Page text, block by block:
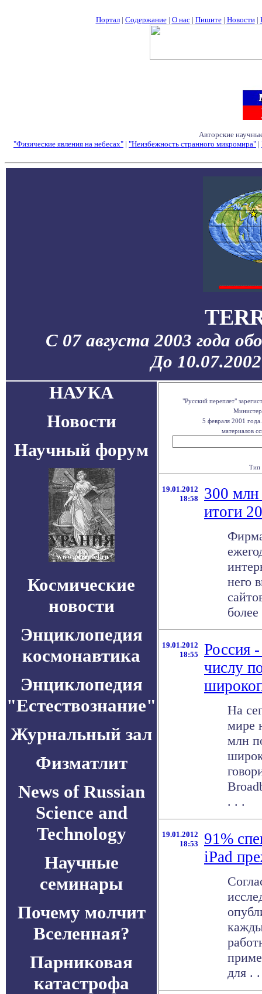
Портал| Содержание| О нас| Пишите| Новости|
Авторские
"Физические явления на небесах" | "Неизбежность странного микромира" |
С 07 августа 2003 года
До
НАУКА
Новости
Научный форум
Космические
новости
Энциклопедия
космонавтика
Энциклопедия
"Естествознание"
Журнальный зал
Физматлит
News of Russian
Science and
Technology
Научные
семинары
Почему молчит
Вселенная?
Парниковая
катастрофа
"Русский переплет"
5 февраля 2001
материалов
Тип
19.01.2012
18:58
300 млн
итоги
него
19.01.2012
18:55
Россия
числу
На
мире
млн
. . .
19.01.2012
18:53
91%
iPad
для .